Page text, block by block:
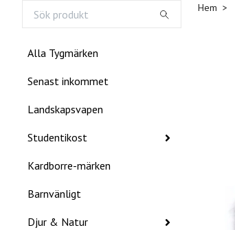
Alla Tygmärken
Senast inkommet
Landskapsvapen
Studentikost
Kardborre-märken
Barnvänligt
Djur & Natur
Hem